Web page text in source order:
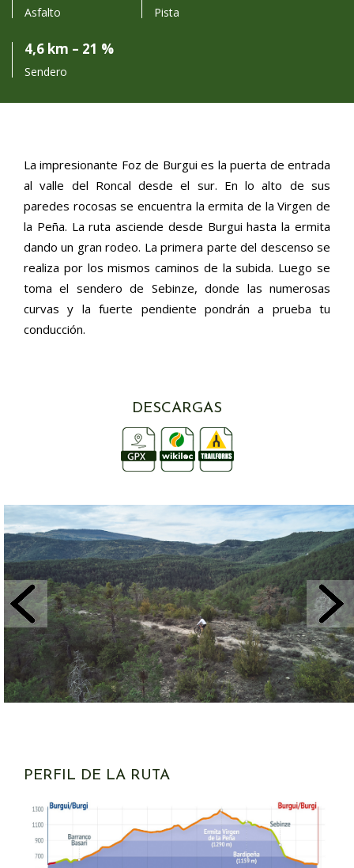
Asfalto Pista
4,6 km – 21 %
Sendero
La impresionante Foz de Burgui es la puerta de entrada
al valle del Roncal desde el sur. En lo alto de sus
paredes rocosas se encuentra la ermita de la Virgen de
la Peña. La ruta asciende desde Burgui hasta la ermita
dando un gran rodeo. La primera parte del descenso se
realiza por los mismos caminos de la subida. Luego se
toma el sendero de Sebinze, donde las numerosas
curvas y la fuerte pendiente pondrán a prueba tu
conducción.
DESCARGAS
PERFIL DE LA RUTA